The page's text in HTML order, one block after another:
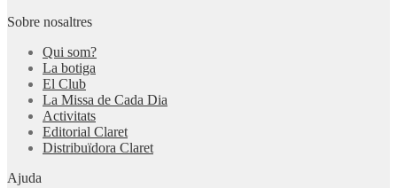
Sobre nosaltres
Qui som?
La botiga
El Club
La Missa de Cada Dia
Activitats
Editorial Claret
Distribuïdora Claret
Ajuda